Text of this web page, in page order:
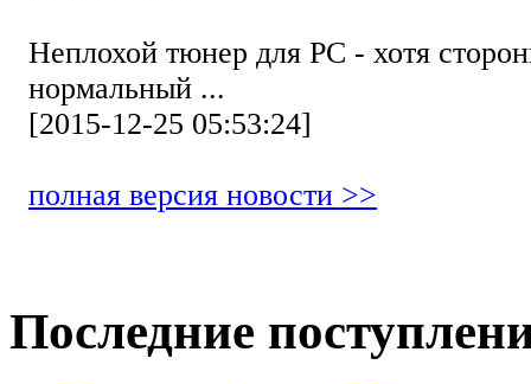
Неплохой тюнер для РС - хотя
нормальный ...
[2015-12-25 05:53:24]
полная версия новости >>
Последние